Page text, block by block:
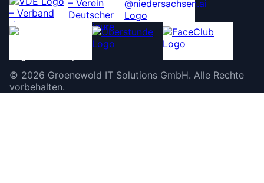
© 2026 Groenewold IT Solutions GmbH. Alle Rechte
vorbehalten.